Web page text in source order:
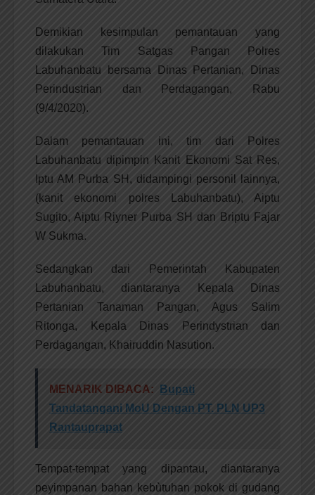
Demikian kesimpulan pemantauan yang
dilakukan Tim Satgas Pangan Polres
Labuhanbatu bersama Dinas Pertanian, Dinas
Perindustrian dan Perdagangan, Rabu
(9/4/2020).
Dalam pemantauan ini, tim dari Polres
Labuhanbatu dipimpin Kanit Ekonomi Sat Res,
Iptu AM Purba SH, didampingi personil lainnya,
(kanit ekonomi polres Labuhanbatu), Aiptu
Sugito, Aiptu Riyner Purba SH dan Briptu Fajar
W Sukma.
Sedangkan dari Pemerintah Kabupaten
Labuhanbatu, diantaranya Kepala Dinas
Pertanian Tanaman Pangan, Agus Salim
Ritonga, Kepala Dinas Perindystrian dan
Perdagangan, Khairuddin Nasution.
MENARIK DIBACA:
Bupati
Tandatangani MoU Dengan PT. PLN UP3
Rantauprapat
Tempat-tempat yang dipantau, diantaranya
peyimpanan bahan kebùtuhan pokok di gudang